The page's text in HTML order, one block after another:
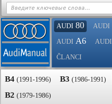
AUDI 80 AUDI
AUDI A6 AUDI
ČLANCI
B4 (1991-1996) B3 (1986-1991)
B2 (1979-1986)